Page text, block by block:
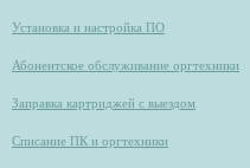
Установка и настройка ПО
Абонентское обслуживание оргтехники
Заправка картриджей с выездом
Списание ПК и оргтехники